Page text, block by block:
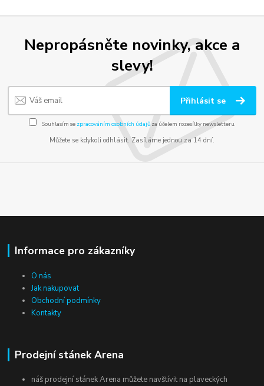
Nepropásněte novinky, akce a
slevy!
Přihlásit se
Souhlasím se zpracováním osobních údajůza účelem rozesílky newsletteru.
Můžete se kdykoli odhlásit. Zasíláme jednou za 14 dní.
Informace pro zákazníky
O nás
Jak nakupovat
Obchodní podmínky
Kontakty
Prodejní stánek Arena
náš prodejní stánek Arena můžete navštívit na plaveckých